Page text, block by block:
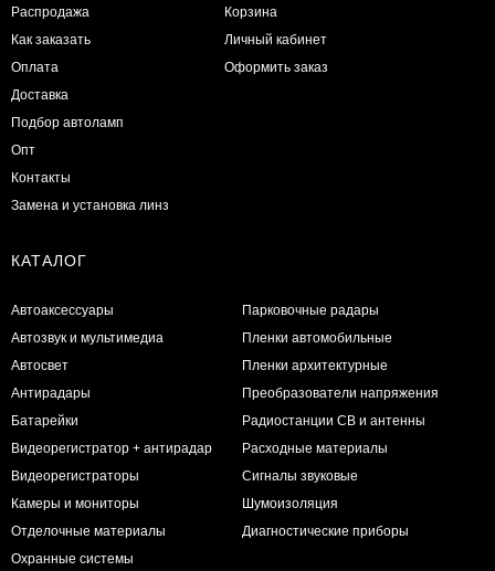
Распродажа
Как заказать
Оплата
Доставка
Подбор автоламп
Опт
Контакты
Замена и установка линз
Корзина
Личный кабинет
Оформить заказ
КАТАЛОГ
Автоаксессуары
Автозвук и мультимедиа
Автосвет
Антирадары
Батарейки
Видеорегистратор + антирадар
Видеорегистраторы
Камеры и мониторы
Отделочные материалы
Охранные системы
Парковочные радары
Пленки автомобильные
Пленки архитектурные
Преобразователи напряжения
Радиостанции CB и антенны
Расходные материалы
Сигналы звуковые
Шумоизоляция
Диагностические приборы